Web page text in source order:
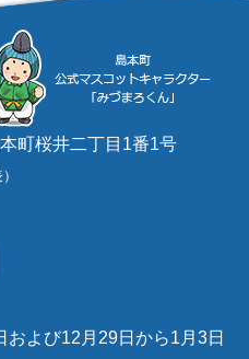
町桜井二丁目1番1号
よび12月29日から1月3日